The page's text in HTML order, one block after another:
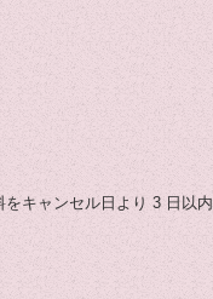
キャンセル日より 3 日以内